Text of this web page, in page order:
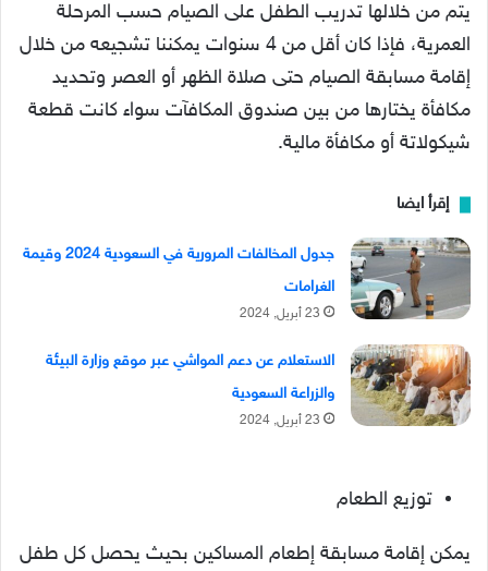
يتم من خلالها تدريب الطفل على الصيام حسب المرحلة
العمرية، فإذا كان أقل من 4 سنوات يمكننا تشجيعه من خلال
إقامة مسابقة الصيام حتى صلاة الظهر أو العصر وتحديد
مكافأة يختارها من بين صندوق المكافآت سواء كانت قطعة
شيكولاتة أو مكافأة مالية.
إقرأ ايضا
جدول المخالفات المرورية في السعودية 2024 وقيمة
الغرامات
23 أبريل, 2024
الاستعلام عن دعم المواشي عبر موقع وزارة البيئة
والزراعة السعودية
23 أبريل, 2024
توزيع الطعام
يمكن إقامة مسابقة إطعام المساكين بحيث يحصل كل طفل